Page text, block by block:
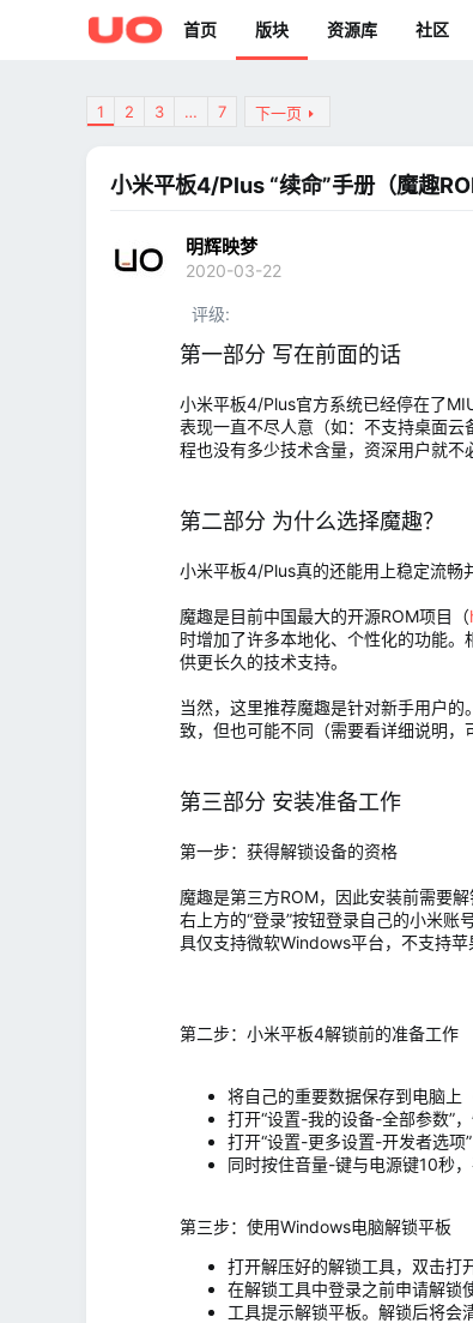
首页 版块 资源库 社区
1 2 3 … 7 下一页
小米平板4/Plus “续命”手册（魔趣
明辉映梦
2020-03-22
评级
第一部分 写在前面的话
小米平板4/Plus官方系统已经停在了
表现一直不尽人意（如：不支持桌面
程也没有多少技术含量，资深用户就不
第二部分 为什么选择魔趣？
小米平板4/Plus真的还能用上稳定流畅
魔趣是目前中国最大的开源ROM项目（
时增加了许多本地化、个性化的功能
供更长久的技术支持。
当然，这里推荐魔趣是针对新手用户
致，但也可能不同（需要看详细说明，
第三部分 安装准备工作
第一步：获得解锁设备的资格
魔趣是第三方ROM，因此安装前需要
右上方的“登录”按钮登录自己的小米账
具仅支持微软Windows平台，不支持苹
第二步：小米平板4解锁前的准备工作
将自己的重要数据保存到电脑上
打开“设置-我的设备-全部参数”
打开“设置-更多设置-开发者选项
同时按住音量-键与电源键10秒
第三步：使用Windows电脑解锁平板
打开解压好的解锁工具，双击打
在解锁工具中登录之前申请解锁
工具提示解锁平板。解锁后将会